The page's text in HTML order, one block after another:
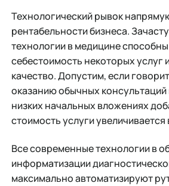
Технологический рывок
рентабельности бизнеса.
технологии в медицине
себестоимость некоторых услуг
качество. Допустим, если
оказанию обычных
низких начальных вложениях
стоимость услуги
Все современные технологии в
информатизации
максимально автоматизируют